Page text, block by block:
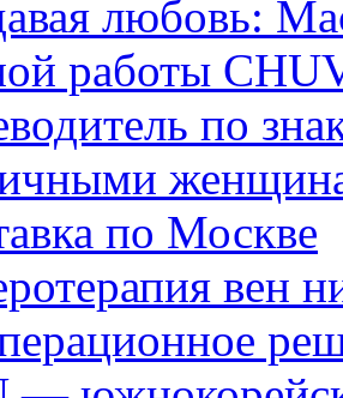
любовь:
работы
по
по Москве
вен